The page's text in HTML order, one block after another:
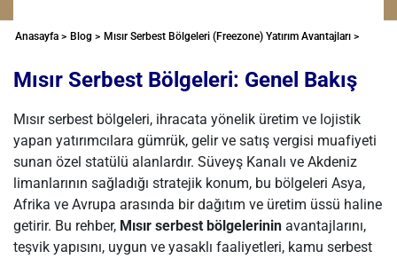
Anasayfa > Blog > Mısır Serbest Bölgeleri (Freezone) Yatırım Avantajları >
Mısır Serbest Bölgeleri: Genel Bakış
Mısır serbest bölgeleri, ihracata yönelik üretim ve lojistik
yapan yatırımcılara gümrük, gelir ve satış vergisi muafiyeti
sunan özel statülü alanlardır. Süveyş Kanalı ve Akdeniz
limanlarının sağladığı stratejik konum, bu bölgeleri Asya,
Afrika ve Avrupa arasında bir dağıtım ve üretim üssü haline
getirir. Bu rehber, Mısır serbest bölgelerinin avantajlarını,
teşvik yapısını, uygun ve yasaklı faaliyetleri, kamu serbest